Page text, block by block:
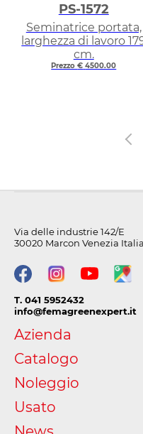
PS-1572
Seminatrice portata,
larghezza di lavoro
cm.
Prezzo€ 4500.00
Via delle industrie 142/E
30020 Marcon Venezia Italia
T. 041 5952432
info@femagreenexpert.it
Azienda
Catalogo
Noleggio
Usato